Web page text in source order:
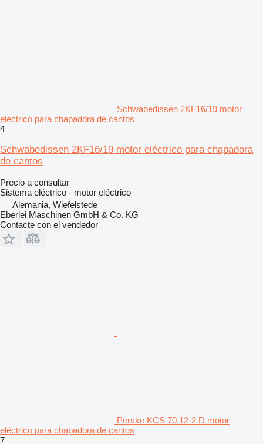
Schwabedissen 2KF16/19 motor
eléctrico para chapadora de cantos
4
Schwabedissen 2KF16/19 motor eléctrico para chapadora
de cantos
Precio a consultar
Sistema eléctrico - motor eléctrico
Alemania, Wiefelstede
Eberlei Maschinen GmbH & Co. KG
Contacte con el vendedor
Perske KCS 70.12-2 D motor
eléctrico para chapadora de cantos
7